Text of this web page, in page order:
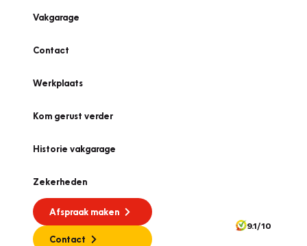
Vakgarage
Contact
Werkplaats
Kom gerust verder
Historie vakgarage
Zekerheden
Afspraak maken
Contact
9.1/10